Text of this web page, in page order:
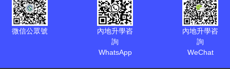
微信公眾號
內地升學咨
詢
WhatsApp
內地升學咨
詢
WeChat